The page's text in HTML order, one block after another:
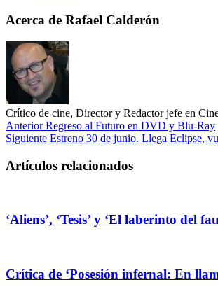
Acerca de Rafael Calderón
Crítico de cine, Director y Redactor jefe en
AnteriorRegreso al Futuro en DVD y Blu-Ray
Siguiente Estreno 30 de junio. Llega Eclipse,
Artículos relacionados
‘Aliens’, ‘Tesis’ y ‘El laberinto del
Crítica de ‘Posesión infernal: En